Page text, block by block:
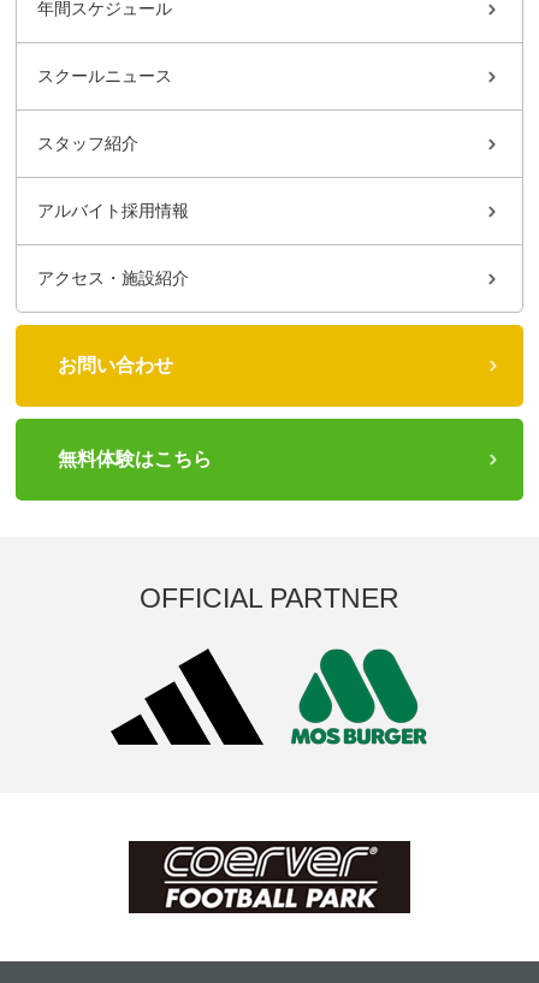
年間スケジュール
スクールニュース
スタッフ紹介
アルバイト採用情報
アクセス・施設紹介
お問い合わせ
無料体験はこちら
OFFICIAL PARTNER